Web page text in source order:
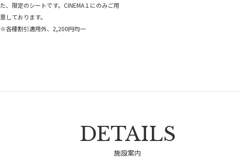
た、限定のシートです。CINEMA１にのみご用
意しております。
※各種割引適用外、2,200円均一
DETAILS
施設案内